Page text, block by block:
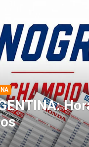
RMC BUENOS AIRES
Cerró